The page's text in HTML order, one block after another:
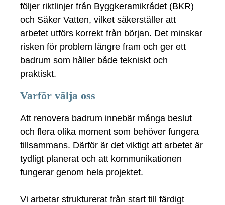
följer riktlinjer från Byggkeramikrådet (BKR)
och Säker Vatten, vilket säkerställer att
arbetet utförs korrekt från början. Det minskar
risken för problem längre fram och ger ett
badrum som håller både tekniskt och
praktiskt.
Varför välja oss
Att renovera badrum innebär många beslut
och flera olika moment som behöver fungera
tillsammans. Därför är det viktigt att arbetet är
tydligt planerat och att kommunikationen
fungerar genom hela projektet.
Vi arbetar strukturerat från start till färdigt